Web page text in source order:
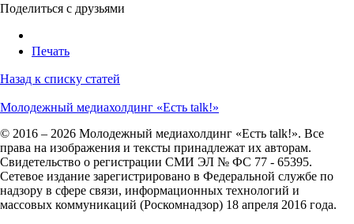
Поделиться с друзьями
Печать
Назад к списку статей
Молодежный медиахолдинг «Есть talk!»
© 2016 – 2026 Молодежный медиахолдинг «Есть talk!». Все
права на изображения и тексты принадлежат их авторам.
Свидетельство о регистрации СМИ ЭЛ № ФС 77 - 65395.
Сетевое издание зарегистрировано в Федеральной службе по
надзору в сфере связи, информационных технологий и
массовых коммуникаций (Роскомнадзор) 18 апреля 2016 года.